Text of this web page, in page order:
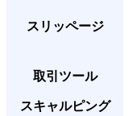
スリッページ
取引ツール
スキャルピング